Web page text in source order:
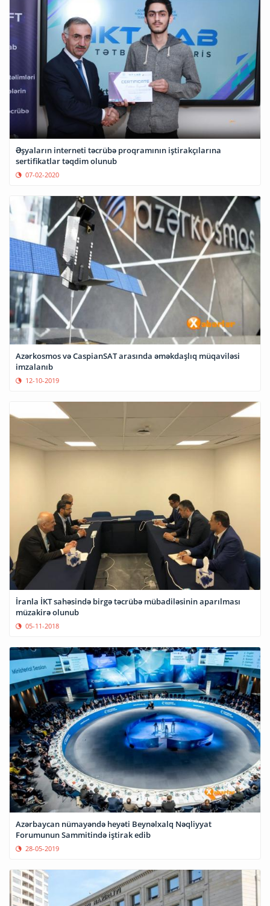
Əşyaların interneti təcrübə proqramının iştirakçılarına
sertifikatlar təqdim olunub
07-02-2020
Azərkosmos və CaspianSAT arasında əməkdaşlıq müqaviləsi
imzalanıb
12-10-2019
İranla İKT sahəsində birgə təcrübə mübadiləsinin aparılması
müzakirə olunub
05-11-2018
Azərbaycan nümayəndə heyəti Beynəlxalq Nəqliyyat
Forumunun Sammitində iştirak edib
28-05-2019